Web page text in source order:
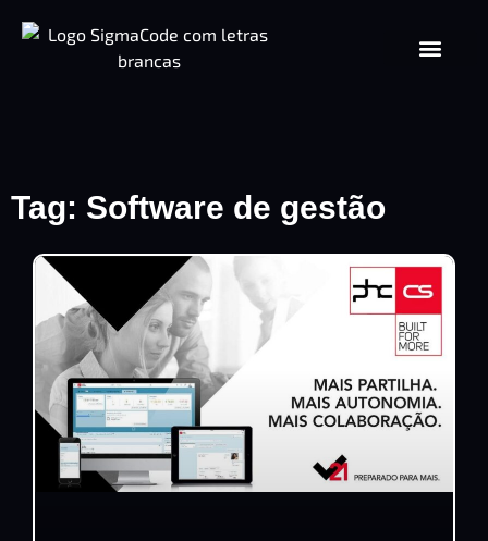
Tag: Software de gestão